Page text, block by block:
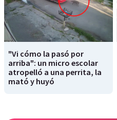
"Vi cómo la pasó por
arriba": un micro escolar
atropelló a una perrita, la
mató y huyó